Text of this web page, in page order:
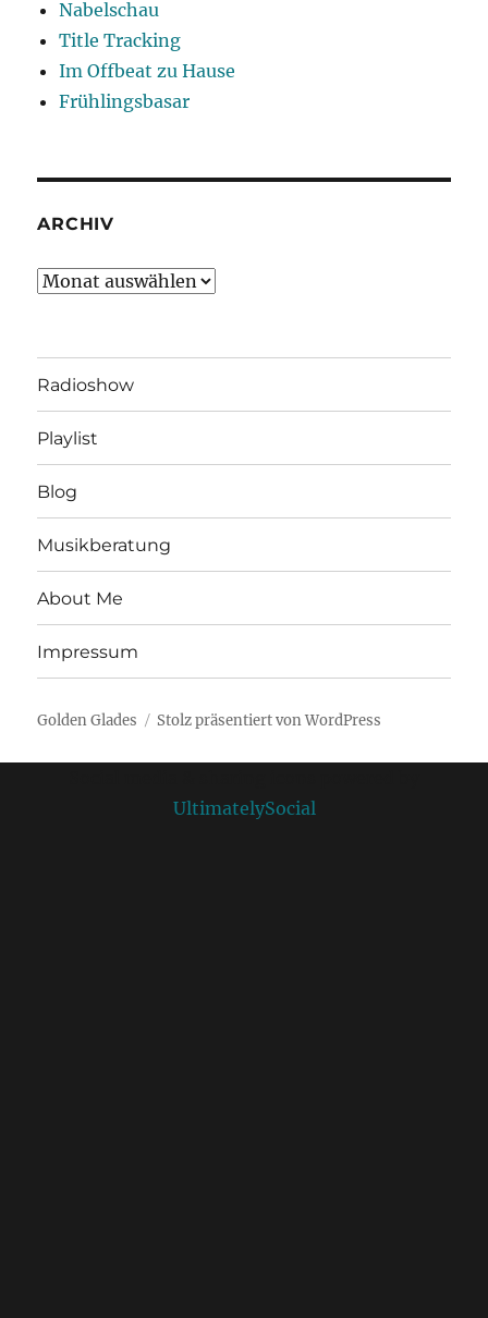
Nabelschau
Title Tracking
Im Offbeat zu Hause
Frühlingsbasar
ARCHIV
Archiv
Radioshow
Playlist
Blog
Musikberatung
About Me
Impressum
Golden Glades Stolz präsentiert von WordPress
UltimatelySocial